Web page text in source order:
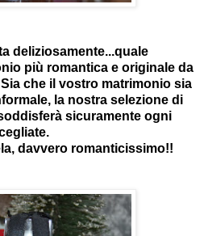
deliziosamente...quale
più romantica e originale da
che il vostro matrimonio sia
la nostra selezione di
sicuramente ogni
davvero romanticissimo!!